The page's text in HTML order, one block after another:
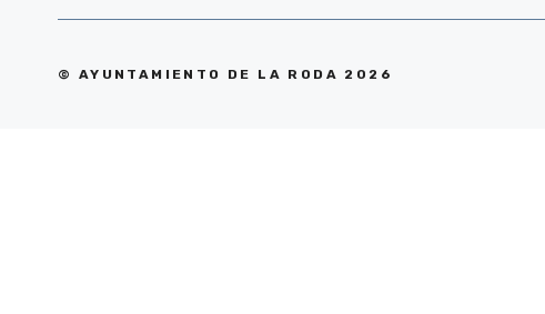
© AYUNTAMIENTO DE LA RODA 2026